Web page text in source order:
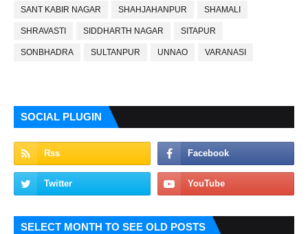
SANT KABIR NAGAR SHAHJAHANPUR SHAMALI
SHRAVASTI SIDDHARTH NAGAR SITAPUR
SONBHADRA SULTANPUR UNNAO VARANASI
SOCIAL PLUGIN
SELECT MONTH TO SEE OLD POSTS